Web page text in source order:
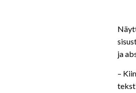
ja
–